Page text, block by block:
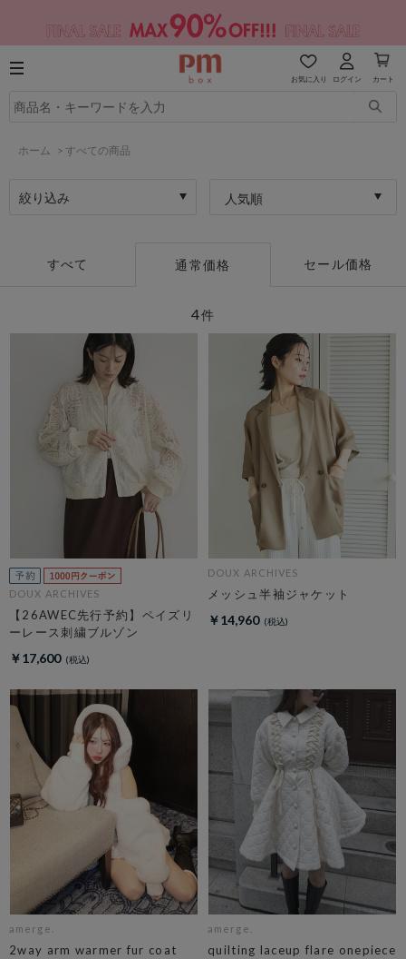
お気に入り ログイン カート
ホーム > すべての商品
絞り込み 人気順
すべて 通常価格 セール価格
4件
DOUX ARCHIVES
【26AWEC先行予約】ペイズリ
ーレース刺繍ブルゾン
￥17,600
DOUX ARCHIVES
メッシュ半袖ジャケット
￥14,960
amerge.
2way arm warmer fur coat
amerge.
quilting laceup flare onepiece